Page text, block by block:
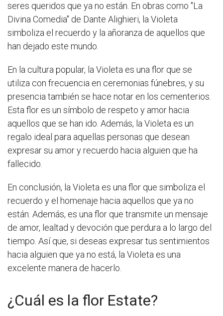
seres queridos que ya no están. En obras como "La
Divina Comedia" de Dante Alighieri, la Violeta
simboliza el recuerdo y la añoranza de aquellos que
han dejado este mundo.
En la cultura popular, la Violeta es una flor que se
utiliza con frecuencia en ceremonias fúnebres, y su
presencia también se hace notar en los cementerios.
Esta flor es un símbolo de respeto y amor hacia
aquellos que se han ido. Además, la Violeta es un
regalo ideal para aquellas personas que desean
expresar su amor y recuerdo hacia alguien que ha
fallecido.
En conclusión, la Violeta es una flor que simboliza el
recuerdo y el homenaje hacia aquellos que ya no
están. Además, es una flor que transmite un mensaje
de amor, lealtad y devoción que perdura a lo largo del
tiempo. Así que, si deseas expresar tus sentimientos
hacia alguien que ya no está, la Violeta es una
excelente manera de hacerlo.
¿Cuál es la flor Estate?